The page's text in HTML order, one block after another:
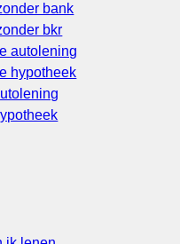
bank
bkr
autolening
hypotheek